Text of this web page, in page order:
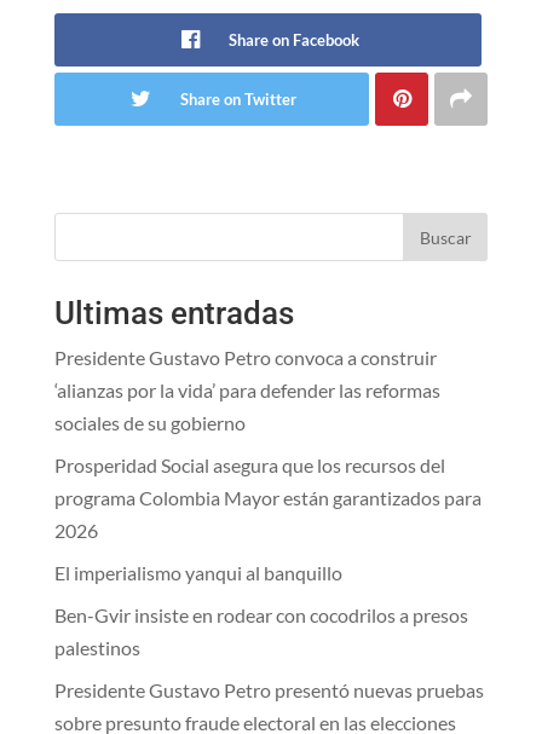
Share on Facebook
Share on Twitter
Buscar
Ultimas entradas
Presidente Gustavo Petro convoca a construir
‘alianzas por la vida’ para defender las reformas
sociales de su gobierno
Prosperidad Social asegura que los recursos del
programa Colombia Mayor están garantizados para
2026
El imperialismo yanqui al banquillo
Ben-Gvir insiste en rodear con cocodrilos a presos
palestinos
Presidente Gustavo Petro presentó nuevas pruebas
sobre presunto fraude electoral en las elecciones